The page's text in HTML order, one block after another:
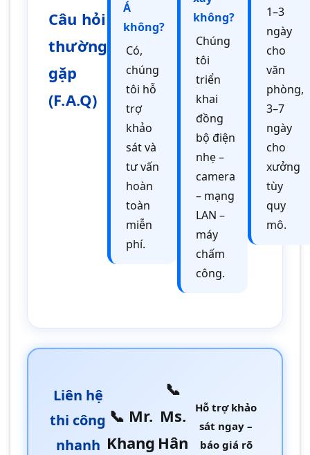
Câu hỏi
thường
gặp
(F.A.Q)
Á
không?
Có,
chúng
tôi hỗ
trợ
khảo
sát và
tư vấn
hoàn
toàn
miễn
phí.
không?
Chúng
tôi
triển
khai
đồng
bộ điện
nhẹ –
camera
– mạng
LAN –
máy
chấm
công.
1–3
ngày
cho
văn
phòng,
3–7
ngày
cho
xưởng
tùy
quy
mô.
Liên hệ
thi công
nhanh
📞 Mr.
Khang
📞
Ms.
Hân
Hỗ trợ khảo
sát ngay –
báo giá rõ